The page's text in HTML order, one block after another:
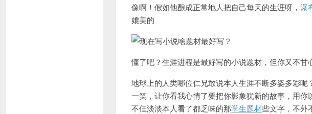
像啊！假如他酿成正常地人把自己每天的生涯呀， 瀑
媲美的
懂了吧？生涯进程是最好写的小说题材，但你又不
地球上的人类哪位仁兄敢说本人生涯不断多姿多彩
一笑，让你看我心情了要把你影象犹新的故事，用你
不佳淡淡本人看了都乏味的那学生题材些文字，不外